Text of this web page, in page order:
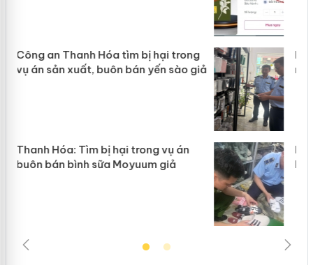
Lào Cai xử lý 83 vụ vi phạm thương
mại trong tháng 7
Hưng Yên: Xử lý 6 hộ kinh doanh bán
hàng giả mạo nhãn hiệu Adidas, Nike